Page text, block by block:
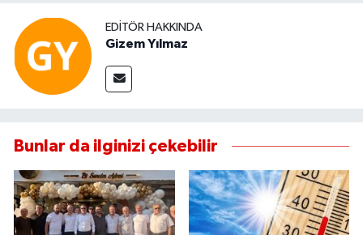
EDITÖR HAKKINDA
Gizem Yılmaz
Bunlar da ilginizi çekebilir